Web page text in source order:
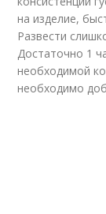
на изделие,
Развести
Достаточно 1
необходимой
необходимо